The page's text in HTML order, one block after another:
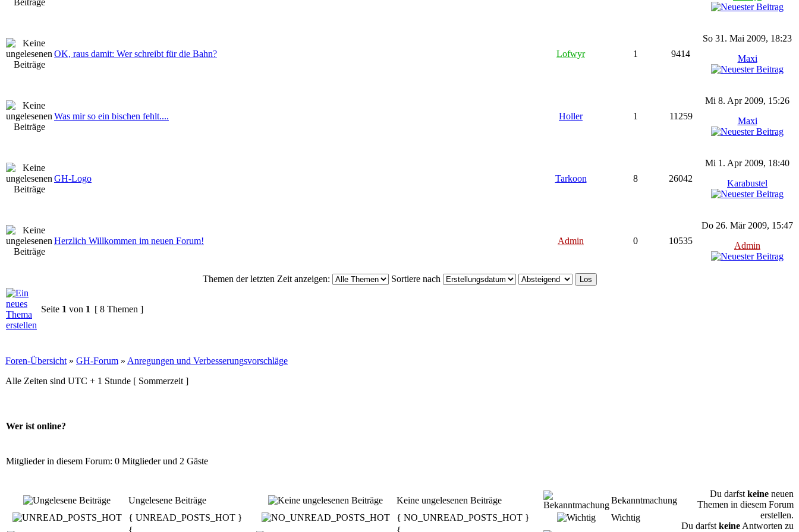
OK, raus damit: Wer schreibt für die Bahn? Lofwyr 1 9414
So 31. Mai 2009, 18:23
Maxi
Was mir so ein bischen fehlt.... Holler 1 11259
Mi 8. Apr 2009, 15:26
Maxi
GH-Logo Tarkoon 8 26042
Mi 1. Apr 2009, 18:40
Karabustel
Herzlich Willkommen im neuen Forum! Admin 0 10535
Do 26. Mär 2009, 15:47
Admin
Themen der letzten Zeit anzeigen: Sortiere nach
Seite 1 von 1 [ 8 Themen ]
Foren-Übersicht » GH-Forum » Anregungen und Verbesserungsvorschläge
Alle Zeiten sind UTC + 1 Stunde [ Sommerzeit ]
Wer ist online?
Mitglieder in diesem Forum: 0 Mitglieder und 2 Gäste
Ungelesene Beiträge Keine ungelesenen Beiträge
Bekanntmachung
{ UNREAD_POSTS_HOT }
{ NO_UNREAD_POSTS_HOT }
Wichtig
{
{
Du darfst keine neuen
Themen in diesem Forum
erstellen.
Du darfst keine Antworten zu